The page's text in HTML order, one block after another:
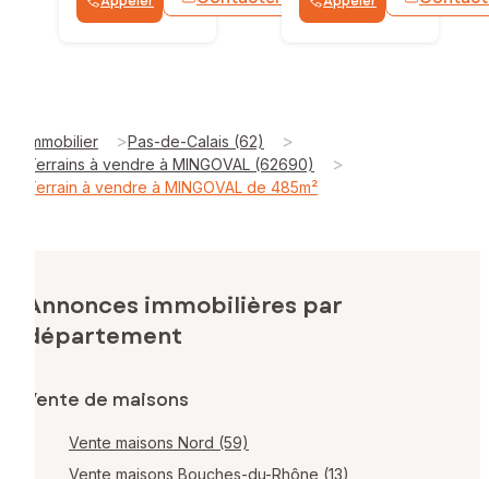
Immobilier >Pas-de-Calais (62) >
Terrains à vendre à MINGOVAL (62690) >
Terrain à vendre à MINGOVAL de 485m²
Annonces immobilières par
département
Vente de maisons
Vente maisons Nord (59)
Vente maisons Bouches-du-Rhône (13)